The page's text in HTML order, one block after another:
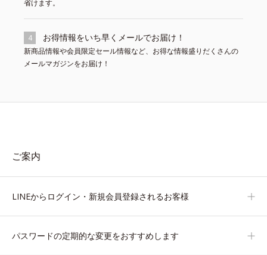
省けます。
4 お得情報をいち早くメールでお届け！
新商品情報や会員限定セール情報など、お得な情報盛りだくさんの
メールマガジンをお届け！
ご案内
LINEからログイン・新規会員登録されるお客様
パスワードの定期的な変更をおすすめします